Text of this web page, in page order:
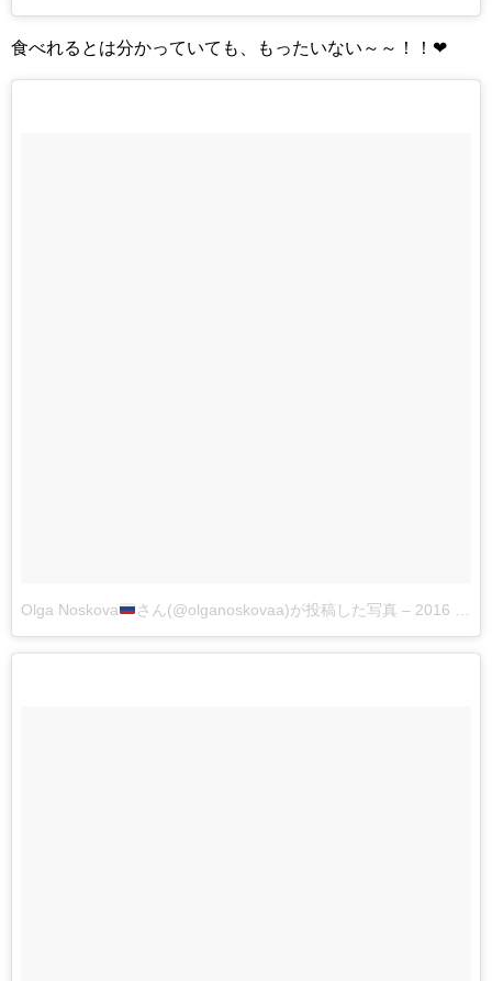
食べれるとは分かっていても、もったいない～～！！❤
Olga Noskova さん(@olganoskovaa)が投稿した写真 – 2016 4月 8 11:23午前 PDT